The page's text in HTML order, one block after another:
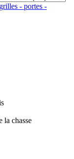
- portes -
la chasse